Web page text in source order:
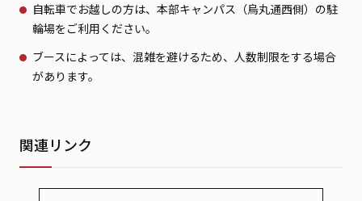
自転車でお越しの方は、本部キャンパス（烏丸通西側）の駐
輪場をご利用ください。
ブースによっては、混雑を避けるため、人数制限をする場合
があります。
関連リンク